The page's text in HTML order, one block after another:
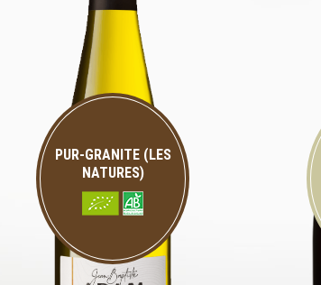
PUR-GRANITE (LES
NATURES)